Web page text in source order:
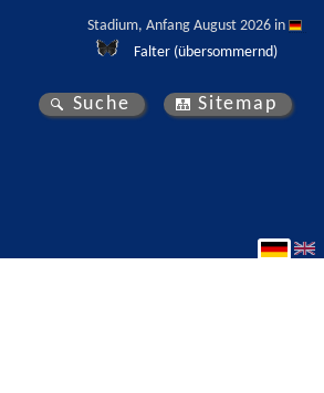
Stadium, Anfang August 2026 in
Falter (übersommernd)
Suche Sitemap